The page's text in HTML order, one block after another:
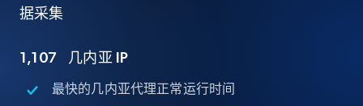
据采集
1,107 几内亚 IP
最快的几内亚代理正常运行时间